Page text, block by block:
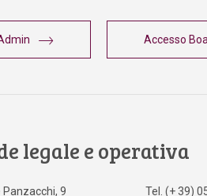
Accesso
legale e operativa
Panzacchi, 9 Tel. (+ 39)